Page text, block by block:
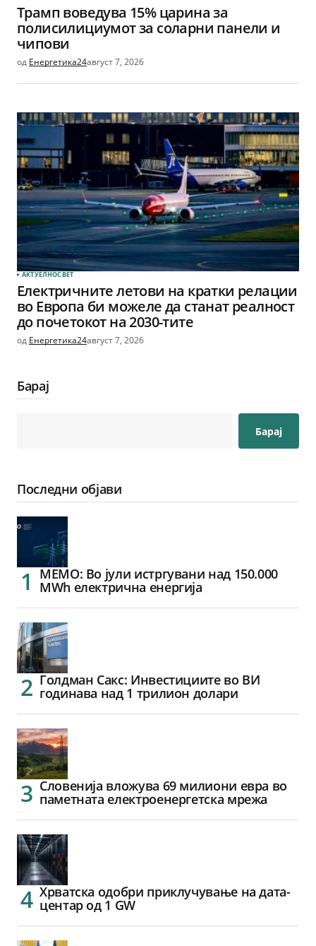
Трамп воведува 15% царина за
полисилициумот за соларни панели и
чипови
од Енергетика24август 7, 2026
АКТУЕЛНОСВЕТ
Електричните летови на кратки релации
во Европа би можеле да станат реалност
до почетокот на 2030-тите
од Енергетика24август 7, 2026
Барај
Барај
Последни објави
МЕМО: Во јули истргувани над 150.000
MWh електрична енергија
Голдман Сакс: Инвестициите во ВИ
годинава над 1 трилион долари
Словенија вложува 69 милиони евра во
паметната електроенергетска мрежа
Хрватска одобри приклучување на дата-
центар од 1 GW